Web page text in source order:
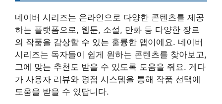
네이버 시리즈는 온라인으로 다양한 콘텐츠를 제공
하는 플랫폼으로, 웹툰, 소설, 만화 등 다양한 장르
의 작품을 감상할 수 있는 훌륭한 앱이에요. 네이버
시리즈는 독자들이 쉽게 원하는 콘텐츠를 찾아보고,
그에 맞는 추천도 받을 수 있도록 도움을 줘요. 게다
가 사용자 리뷰와 평점 시스템을 통해 작품 선택에
도움을 받을 수 있답니다.